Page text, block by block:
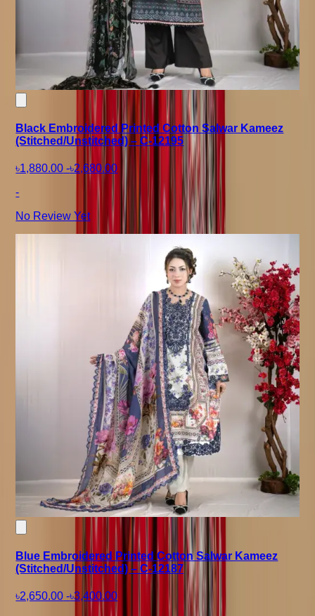
Black Embroidered Printed Cotton Salwar Kameez
(Stitched/Unstitched) – C-12195
৳1,880.00 -৳2,680.00
-
No Review Yet
Blue Embroidered Printed Cotton Salwar Kameez
(Stitched/Unstitched) – C-12187
৳2,650.00 -৳3,400.00